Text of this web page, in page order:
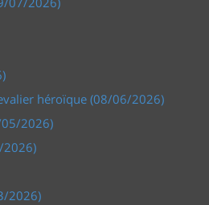
héroïque (08/06/2026)
2026)
2026)
2026)